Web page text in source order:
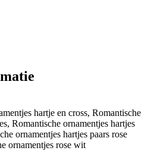
hartje en cross, Romantische
Romantische ornamentjes hartjes
ornamentjes hartjes paars rose
ornamentjes rose wit